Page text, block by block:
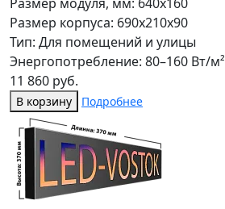
Размер модуля, мм: 640x160
Размер корпуса: 690x210x90
Тип: Для помещений и улицы
Энергопотребление: 80–160 Вт/м²
11 860 руб.
В корзину Подробнее